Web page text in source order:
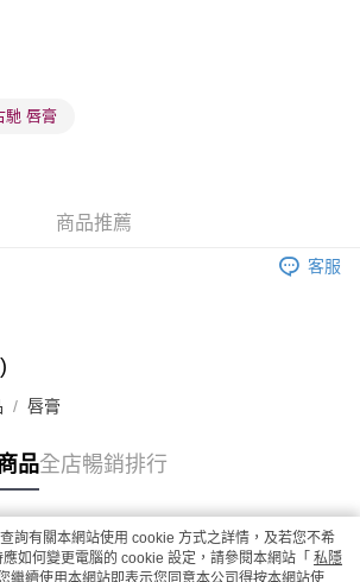
發貨後1-3個工作天送達
門市。確認發貨後2-5個工作天到店，3天內
並不會安排重寄
或以上免運費
貨後1-4個工作天送達
馳 唇膏
商品推薦
客服
唇膏
品全店暢銷排行
詢有關本網站使用 cookie 方式之詳情，及若您不希
如何變更電腦的 cookie 設定，請參閱本網站「 私隱
繼續使用本網站即表示您同意本公司得按本網站使用